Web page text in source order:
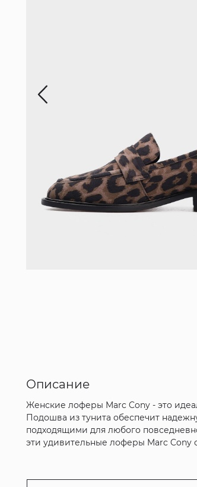
Описание
Женские лоферы Marc Cony - это
Подошва из тунита обеспечит
подходящими для любого
эти удивительные лоферы Marc Cony